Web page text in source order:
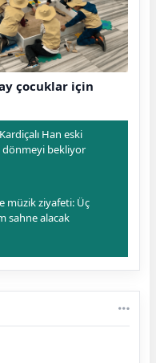
çocuklar için
Han eski
bekliyor
müzik ziyafeti: Üç
sahne alacak